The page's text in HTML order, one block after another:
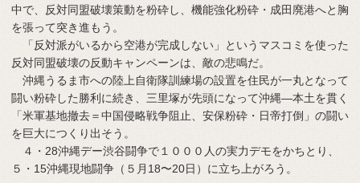
中で、反対同盟破壊策動を粉砕し、機能強化粉砕・成田廃港へと胸
を張って突き進もう。
「反対派がいるから空港が完成しない」というマスコミを使った
反対同盟破壊の反動キャンペーンは、敵の悲鳴だ。
沖縄うるま市への陸上自衛隊訓練場の設置を住民が一丸となって
闘い粉砕した勝利に続き、三里塚が先頭になって沖縄―本土を貫く
「米軍基地撤去＝中国侵略戦争阻止、安保粉砕・日帝打倒」の闘い
を巨大につくり出そう。
４・28沖縄デー渋谷闘争で１０００人の実力デモをかちとり、
５・15沖縄現地闘争（５月18〜20日）に立ち上がろう。